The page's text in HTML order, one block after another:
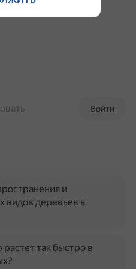
Войти
и
видов деревьев в
так быстро в